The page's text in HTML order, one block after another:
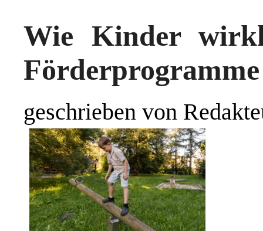
Wie Kinder
geschrieben von